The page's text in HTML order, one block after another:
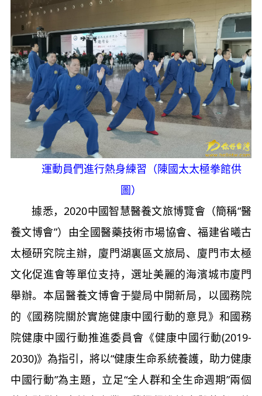
運動員們進行熱身練習（陳國太太極拳館供
圖）
據悉，2020中國智慧醫養文旅博覽會（簡稱“醫
養文博會”）由全國醫藥技術市場協會、福建省曦古
太極研究院主辦，廈門湖裏區文旅局、廈門市太極
文化促進會等單位支持，選址美麗的海濱城市廈門
舉辦。本屆醫養文博會于變局中開新局，以國務院
的《國務院關於實施健康中國行動的意見》和國務
院健康中國行動推進委員會《健康中國行動(2019-
2030)》為指引，將以“健康生命系統養護，助力健康
中國行動”為主題，立足“全人群和全生命週期”兩個